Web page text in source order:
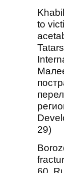
to
29)